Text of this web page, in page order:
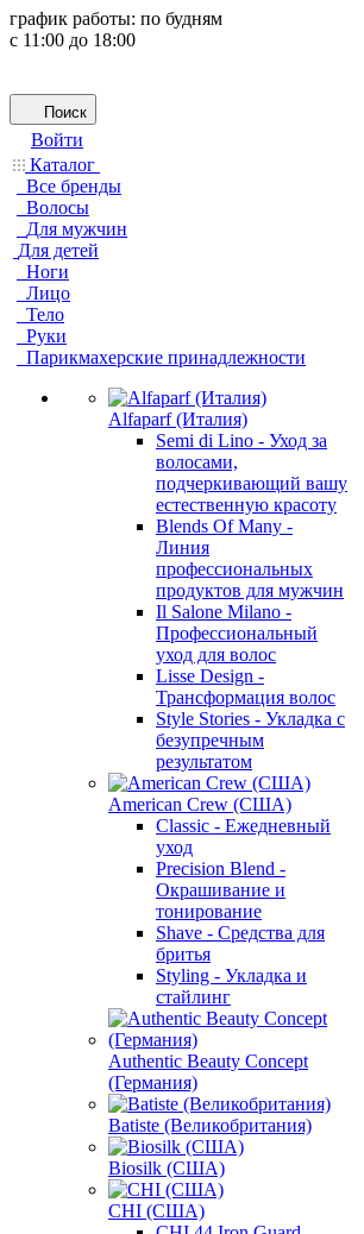
график работы: по будням
с 11:00 до 18:00
Поиск
Войти
Каталог
Все бренды
Волосы
Для мужчин
Для детей
Ноги
Лицо
Тело
Руки
Парикмахерские принадлежности
Alfaparf (Италия)
Semi di Lino - Уход за
волосами,
подчеркивающий вашу
естественную красоту
Blends Of Many -
Линия
профессиональных
продуктов для мужчин
Il Salone Milano -
Профессиональный
уход для волос
Lisse Design -
Трансформация волос
Style Stories - Укладка с
безупречным
результатом
American Crew (США)
Classic - Ежедневный
уход
Precision Blend -
Окрашивание и
тонирование
Shave - Средства для
бритья
Styling - Укладка и
стайлинг
Authentic Beauty Concept
(Германия)
Batiste (Великобритания)
Biosilk (США)
CHI (США)